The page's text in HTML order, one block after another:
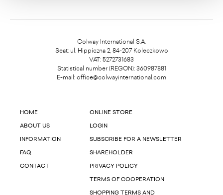
Colway International S.A.
Seat: ul. Hippiczna 2, 84-207 Koleczkowo
VAT: 5272731683
Statistical number (REGON): 360987881
E-mail: office@colwayinternational.com
HOME
ABOUT US
INFORMATION
FAQ
CONTACT
ONLINE STORE
LOGIN
SUBSCRIBE FOR A NEWSLETTER
SHAREHOLDER
PRIVACY POLICY
TERMS OF COOPERATION
SHOPPING TERMS AND